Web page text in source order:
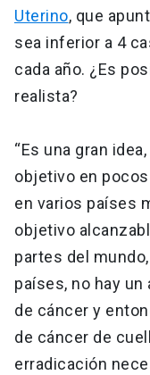
Uterino, que
sea inferior a 4
cada año. ¿Es
realista?
“Es una gran
objetivo en
en varios países
objetivo
partes del
países, no hay
de cáncer y
de cáncer de
erradicación